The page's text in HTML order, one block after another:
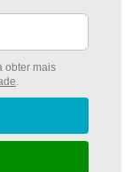
obter mais